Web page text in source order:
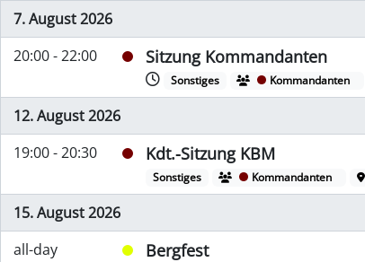
7. August 2026
20:00 - 22:00
Sitzung Kommandanten
Sonstiges Kommandanten
12. August 2026
19:00 - 20:30
Kdt.-Sitzung KBM
Sonstiges Kommandanten
15. August 2026
all-day
Bergfest